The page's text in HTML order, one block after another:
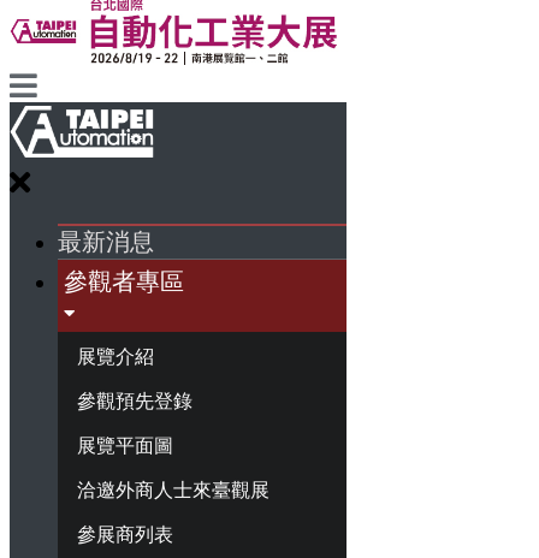
最新消息
參觀者專區
展覽介紹
參觀預先登錄
展覽平面圖
洽邀外商人士來臺觀展
參展商列表